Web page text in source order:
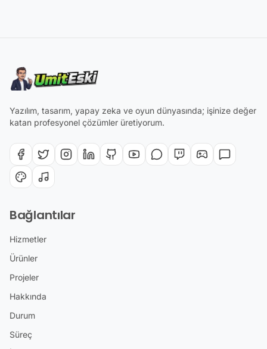
Yazılım, tasarım, yapay zeka ve oyun dünyasında; işinize değer
katan profesyonel çözümler üretiyorum.
Bağlantılar
Hizmetler
Ürünler
Projeler
Hakkında
Durum
Süreç